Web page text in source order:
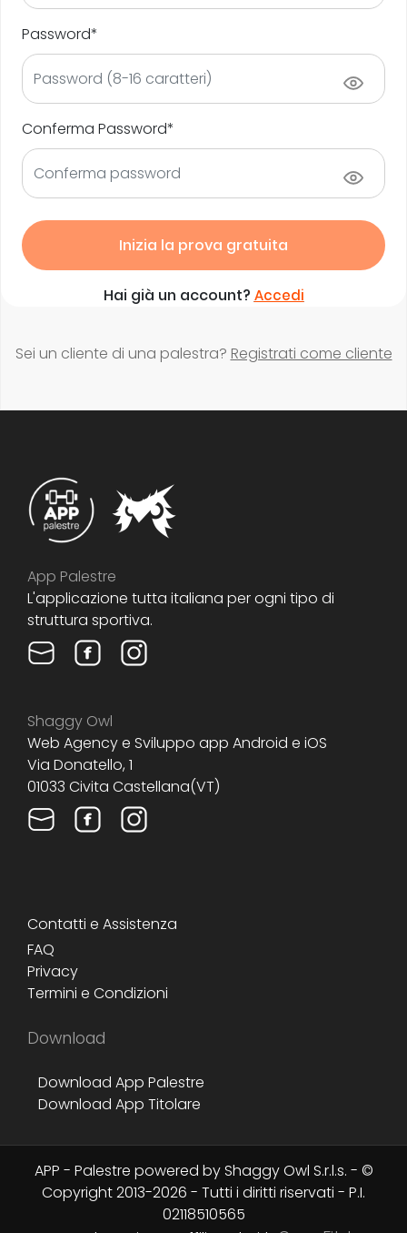
Password*
Conferma Password*
Inizia la prova gratuita
Hai già un account? Accedi
Sei un cliente di una palestra? Registrati come cliente
App Palestre
L'applicazione tutta italiana per ogni tipo di
struttura sportiva.
Shaggy Owl
Web Agency e Sviluppo app Android e iOS
Via Donatello, 1
01033 Civita Castellana(VT)
Contatti e Assistenza
FAQ
Privacy
Termini e Condizioni
Download
Download App Palestre
Download App Titolare
APP - Palestre powered by Shaggy Owl S.r.l.s. - ©
Copyright 2013-2026 - Tutti i diritti riservati - P.I.
02118510565